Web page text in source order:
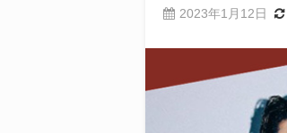
2023年1月12日